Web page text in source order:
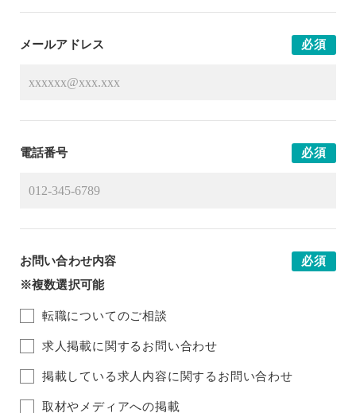
メールアドレス 必須
電話番号 必須
お問い合わせ内容
※複数選択可能
必須
転職についてのご相談
求人掲載に関するお問い合わせ
掲載している求人内容に関するお問い合わせ
取材やメディアへの掲載